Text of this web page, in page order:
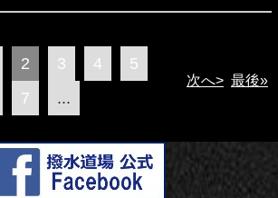
2 3 4
5
7 ...
次へ> 最後»